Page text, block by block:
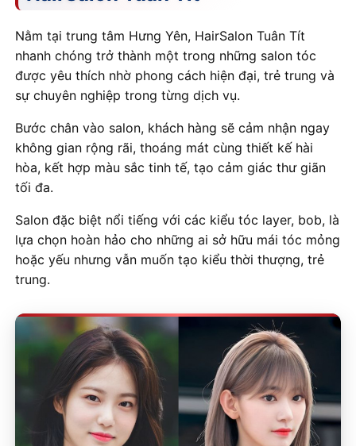
Nằm tại trung tâm Hưng Yên, HairSalon Tuân Tít
nhanh chóng trở thành một trong những salon tóc
được yêu thích nhờ phong cách hiện đại, trẻ trung và
sự chuyên nghiệp trong từng dịch vụ.
Bước chân vào salon, khách hàng sẽ cảm nhận ngay
không gian rộng rãi, thoáng mát cùng thiết kế hài
hòa, kết hợp màu sắc tinh tế, tạo cảm giác thư giãn
tối đa.
Salon đặc biệt nổi tiếng với các kiểu tóc layer, bob, là
lựa chọn hoàn hảo cho những ai sở hữu mái tóc mỏng
hoặc yếu nhưng vẫn muốn tạo kiểu thời thượng, trẻ
trung.